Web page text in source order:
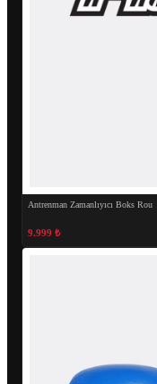
Antrenman Zamanlıyıcı Boks Rou
9.999 ₺